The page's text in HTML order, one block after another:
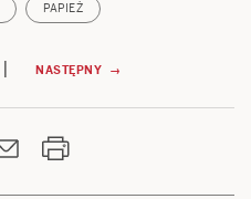
PAPIEŻ
| NASTĘPNY →